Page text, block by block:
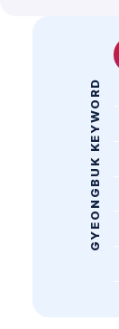
GYEONGBUK KEYWORD